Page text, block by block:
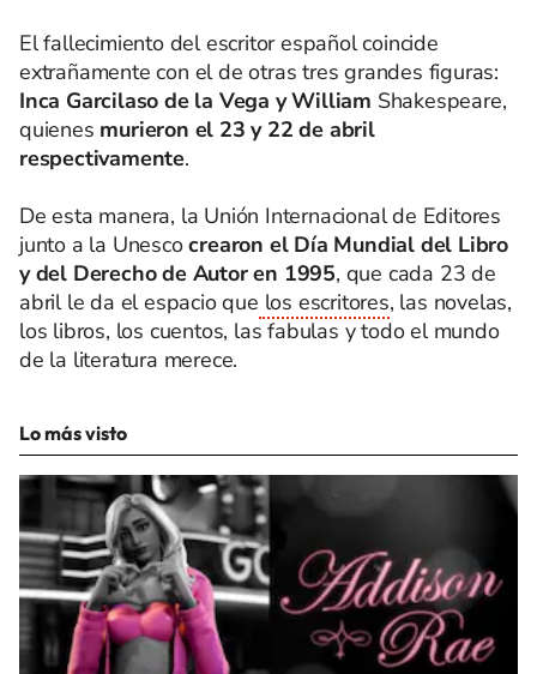
El fallecimiento del escritor español coincide
extrañamente con el de otras tres grandes figuras:
Inca Garcilaso de la Vega y William Shakespeare,
quienes murieron el 23 y 22 de abril
respectivamente.
De esta manera, la Unión Internacional de Editores
junto a la Unescocrearon el Día Mundial del Libro
y del Derecho de Autor en 1995, que cada 23 de
abril le da el espacio que los escritores, las novelas,
los libros, los cuentos, las fabulas y todo el mundo
de la literatura merece.
Lo más visto